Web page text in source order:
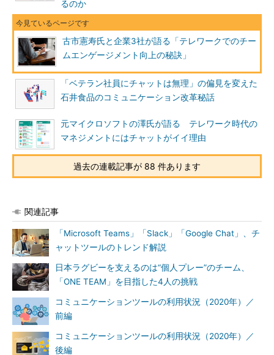
るのか
古市憲寿氏と企業3社が語る「テレワークでのチー
ムエンゲージメント向上の秘訣」
「ベテラン社員にチャットは無理」の偏見を変えた
石井食品のコミュニケーション改革秘話
元マイクロソフトの澤氏が語る テレワーク時代の
マネジメントにはチャットがイイ理由
過去の連載記事が 88 件あります
関連記事
「Microsoft Teams」「Slack」「Google Chat」、チ
ャットツールのトレンド解説
日本ラグビーを支えるのは“個人プレー”のチーム、
「ONE TEAM」を目指した4人の挑戦
コミュニケーションツールの利用状況（2020年）／
前編
コミュニケーションツールの利用状況（2020年）／
後編